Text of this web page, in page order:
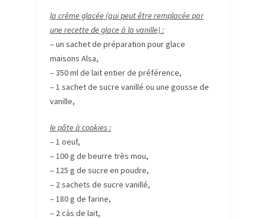
la crème glacée (qui peut être remplacée par
une recette de glace à la vanille) :
– un sachet de préparation pour glace
maisons Alsa,
– 350 ml de lait entier de préférence,
– 1 sachet de sucre vanillé ou une gousse de
vanille,
le pâte à cookies :
– 1 oeuf,
– 100 g de beurre très mou,
– 125 g de sucre en poudre,
– 2 sachets de sucre vanillé,
– 180 g de farine,
– 2 càs de lait,